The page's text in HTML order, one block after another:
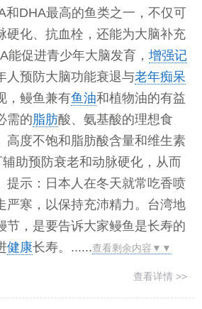
和DHA最高的鱼类之一，不仅可
硬化、抗血栓，还能为大脑补充
能促进青少年大脑发育，增强记
人预防大脑功能衰退与老年痴呆
，鳗鱼兼有鱼油和植物油的有益
需的脂肪酸、氨基酸的理想食
高度不饱和脂肪酸含量和维生素
助预防衰老和动脉硬化，从而
提示：日本人在冬天就常吃香喷
严寒，以保持充沛精力。台湾地
节，是要告诉大家鳗鱼是长寿的
健康长寿。......查看剩余内容▼▼
查看详情 >>